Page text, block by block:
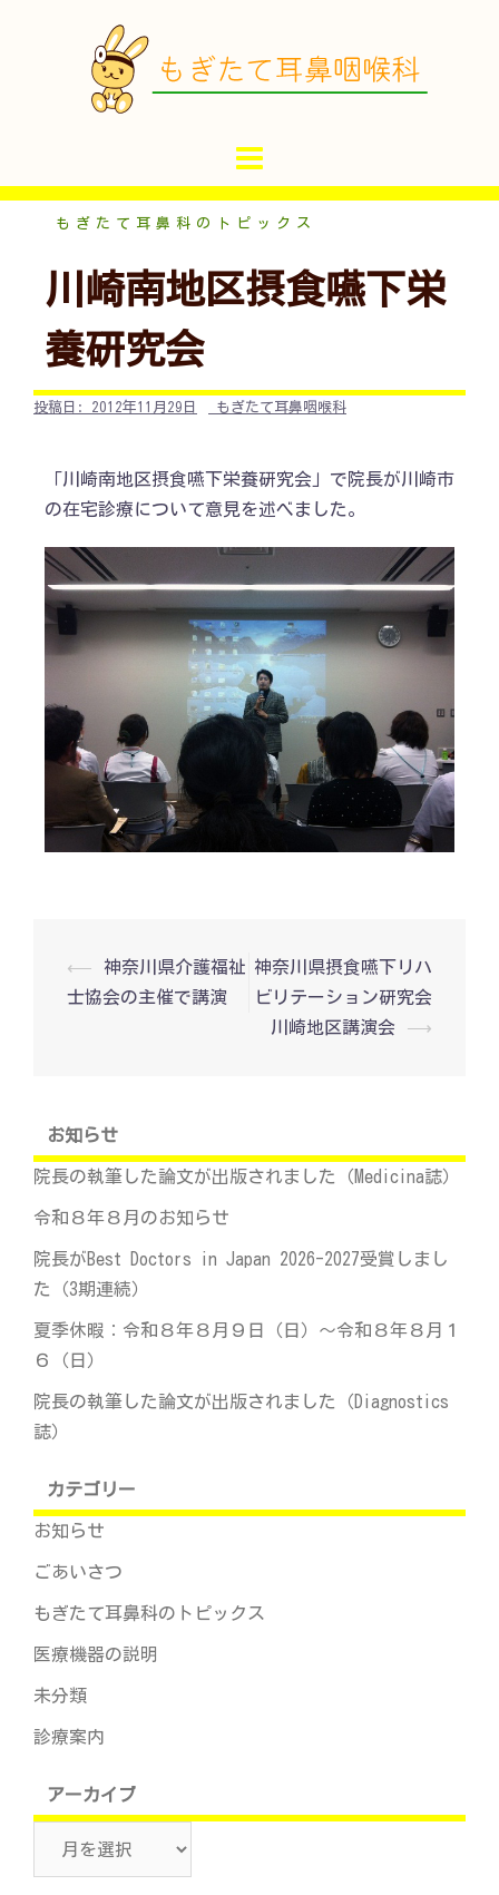
もぎたて耳鼻科のトピックス
川崎南地区摂食嚥下栄
養研究会
投稿日: 2012年11月29日 もぎたて耳鼻咽喉科
「川崎南地区摂食嚥下栄養研究会」で院長が川崎市
の在宅診療について意見を述べました。
投
ナ
ン
⟵
神奈川県介護福祉
士協会の主催で講演
神奈川県摂食嚥下リハ
ビリテーション研究会
川崎地区講演会
⟶
お知らせ
院長の執筆した論文が出版されました（Medicina誌）
令和８年８月のお知らせ
院長がBest Doctors in Japan 2026-2027受賞しまし
た（3期連続）
夏季休暇：令和８年８月９日（日）～令和８年８月１
６（日）
院長の執筆した論文が出版されました（Diagnostics
誌）
カテゴリー
お知らせ
ごあいさつ
もぎたて耳鼻科のトピックス
医療機器の説明
未分類
診療案内
アーカイブ